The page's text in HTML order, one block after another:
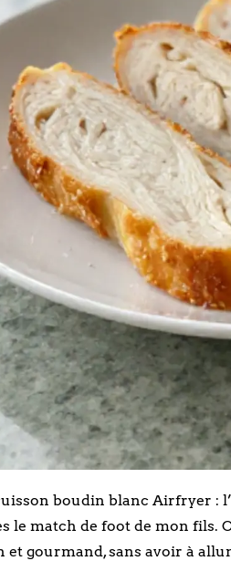
boudin blanc Airfryer :
le match de foot de mon fils.
et gourmand, sans avoir à